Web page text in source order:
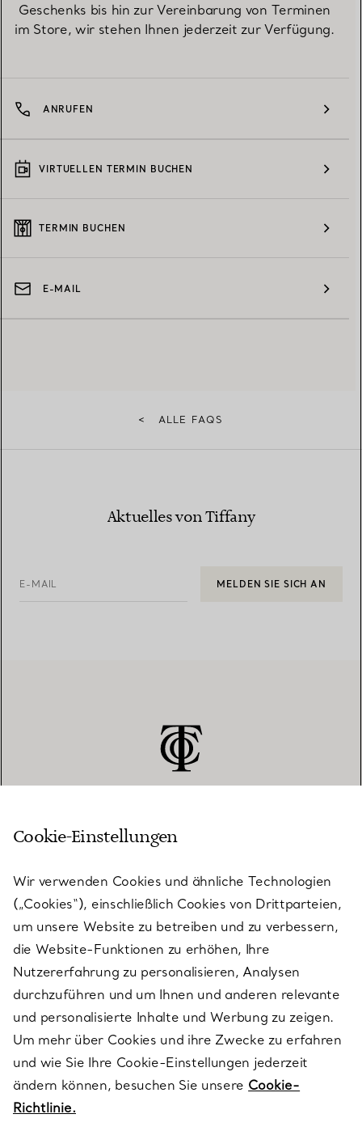
Geschenks bis hin zur Vereinbarung von Terminen
im Store, wir stehen Ihnen jederzeit zur Verfügung.
ANRUFEN
VIRTUELLEN TERMIN BUCHEN
TERMIN BUCHEN
E-MAIL
< ALLE FAQS
Aktuelles von Tiffany
E-MAIL MELDEN SIE SICH AN
KUNDENSERVICE
SERVICES
ÜBER TIFFANY & CO.
RECHTLICHE HINWEISE
FOLGEN SIE UNS
Cookie-Einstellungen
Wir verwenden Cookies und ähnliche Technologien
(„Cookies“), einschließlich Cookies von Drittparteien,
um unsere Website zu betreiben und zu verbessern,
die Website-Funktionen zu erhöhen, Ihre
Nutzererfahrung zu personalisieren, Analysen
durchzuführen und um Ihnen und anderen relevante
und personalisierte Inhalte und Werbung zu zeigen.
Um mehr über Cookies und ihre Zwecke zu erfahren
und wie Sie Ihre Cookie-Einstellungen jederzeit
ändern können, besuchen Sie unsere Cookie-
Richtlinie.